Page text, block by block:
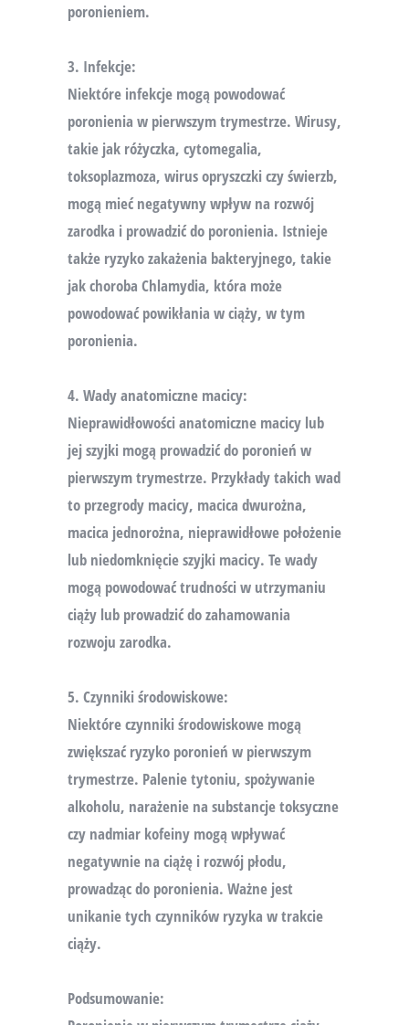
poronieniem.
3. Infekcje:
Niektóre infekcje mogą powodować
poronienia w pierwszym trymestrze. Wirusy,
takie jak różyczka, cytomegalia,
toksoplazmoza, wirus opryszczki czy świerzb,
mogą mieć negatywny wpływ na rozwój
zarodka i prowadzić do poronienia. Istnieje
także ryzyko zakażenia bakteryjnego, takie
jak choroba Chlamydia, która może
powodować powikłania w ciąży, w tym
poronienia.
4. Wady anatomiczne macicy:
Nieprawidłowości anatomiczne macicy lub
jej szyjki mogą prowadzić do poronień w
pierwszym trymestrze. Przykłady takich wad
to przegrody macicy, macica dwurożna,
macica jednorożna, nieprawidłowe położenie
lub niedomknięcie szyjki macicy. Te wady
mogą powodować trudności w utrzymaniu
ciąży lub prowadzić do zahamowania
rozwoju zarodka.
5. Czynniki środowiskowe:
Niektóre czynniki środowiskowe mogą
zwiększać ryzyko poronień w pierwszym
trymestrze. Palenie tytoniu, spożywanie
alkoholu, narażenie na substancje toksyczne
czy nadmiar kofeiny mogą wpływać
negatywnie na ciążę i rozwój płodu,
prowadząc do poronienia. Ważne jest
unikanie tych czynników ryzyka w trakcie
ciąży.
Podsumowanie: